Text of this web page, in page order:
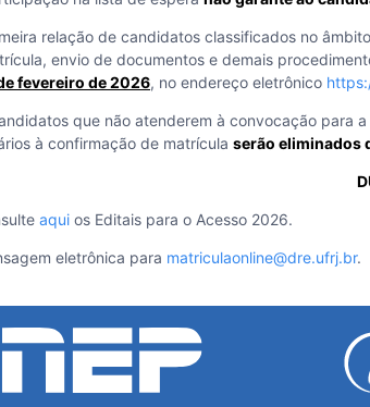
relação de candidatos classificados no
envio de documentos e demais
fevereiro de 2026, no endereço eletrônico
que não atenderem à convocação para
à confirmação de matrícula serão eliminados
aqui os Editais para o Acesso 2026.
eletrônica para matriculaonline@dre.ufrj.br.